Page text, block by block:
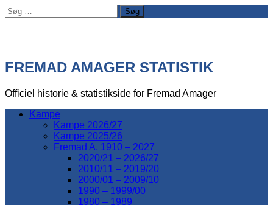
Søg
efter:
FREMAD AMAGER STATISTIK
Officiel historie & statistikside for Fremad Amager
Kampe
Kampe 2026/27
Kampe 2025/26
Fremad A. 1910 – 2027
2020/21 – 2026/27
2010/11 – 2019/20
2000/01 – 2009/10
1990 – 1999/00
1980 – 1989